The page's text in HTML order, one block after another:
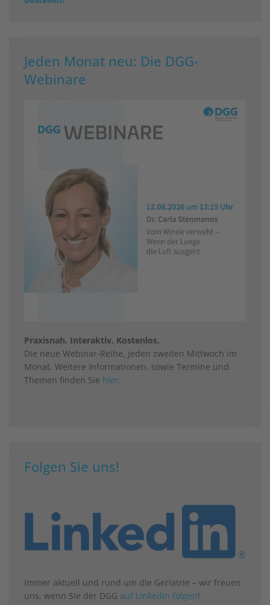
Jeden Monat neu: Die DGG-
Webinare
Praxisnah. Interaktiv. Kostenlos.
Die neue Webinar-Reihe, jeden zweiten Mittwoch im
Monat. Weitere Informationen, sowie Termine und
Themen finden Sie hier.
Folgen Sie uns!
Immer aktuell und rund um die Geriatrie – wir freuen
uns, wenn Sie der DGG auf LinkedIn folgen!